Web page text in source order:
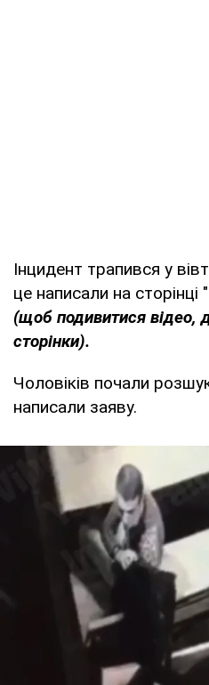
Інцидент трапився у
це написали на сторінці
(щоб подивитися відео,
сторінки).
Чоловіків почали
написали заяву.